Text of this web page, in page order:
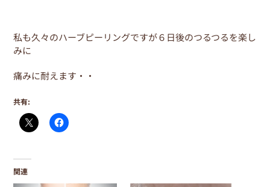
私も久々のハーブピーリングですが６日後のつるつるを楽し
みに
痛みに耐えます・・
共有:
関連